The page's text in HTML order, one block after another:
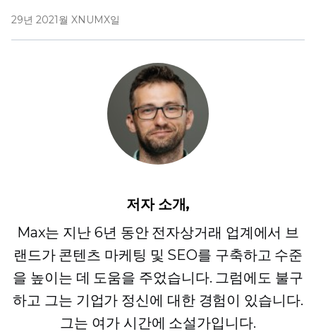
29년 2021월 XNUMX일
저자 소개,
Max는 지난 6년 동안 전자상거래 업계에서 브
랜드가 콘텐츠 마케팅 및 SEO를 구축하고 수준
을 높이는 데 도움을 주었습니다. 그럼에도 불구
하고 그는 기업가 정신에 대한 경험이 있습니다.
그는 여가 시간에 소설가입니다.